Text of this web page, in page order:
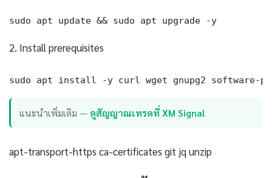
sudo apt update && sudo apt upgrade -y
2. Install prerequisites
sudo apt install -y curl wget gnupg2 software-
แนะนำเพิ่มเติม — ดูสัญญาณเทรดที่ XM Signal
apt-transport-https ca-certificates git jq unzip